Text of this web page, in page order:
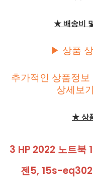
★ 배송비
▶ 상품
추가적인 상품정
상세보
★ 상
3 HP 2022 노트북
젠5, 15s-